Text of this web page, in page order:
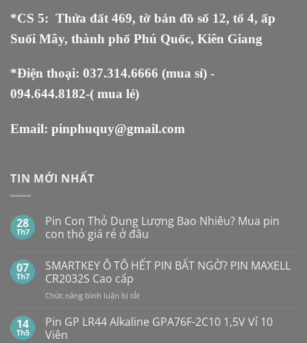
*CS 5: Thửa đất 469, tờ bản đồ số 12, tổ 4, ấp
Suối Mây, thành phố Phú Quốc, Kiên Giang
*Điện thoại: 037.314.6666 (mua sỉ) -
094.644.8182-( mua lẻ)
Email: pinphuquy@gmail.com
TIN MỚI NHẤT
28
Th7
Pin Con Thỏ Dung Lượng Bao Nhiêu? Mua pin
con thỏ giá rẻ ở đâu
bình
luận
ở
Pin
Con
Dung
Lượng
Bao
07
Th7
SMARTKEY Ô TÔ HẾT PIN BẤT NGỜ? PIN MAXELL
CR2032S Cao cấp
Chức năng bình luận bị tắtở
Ô
TÔ
14
Th5
Pin GP LR44 Alkaline GPA76F-2C10 1,5V Vỉ 10
Viên